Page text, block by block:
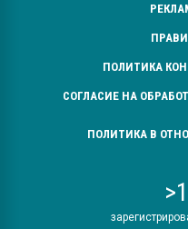
ПОЛИТИКА
СОГЛАСИЕ НА
ПОЛИТИКА В